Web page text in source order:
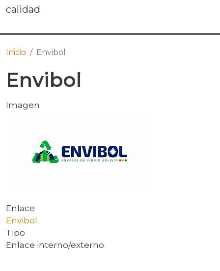
calidad
Inicio Envibol
Envibol
Imagen
Enlace
Envibol
Tipo
Enlace interno/externo